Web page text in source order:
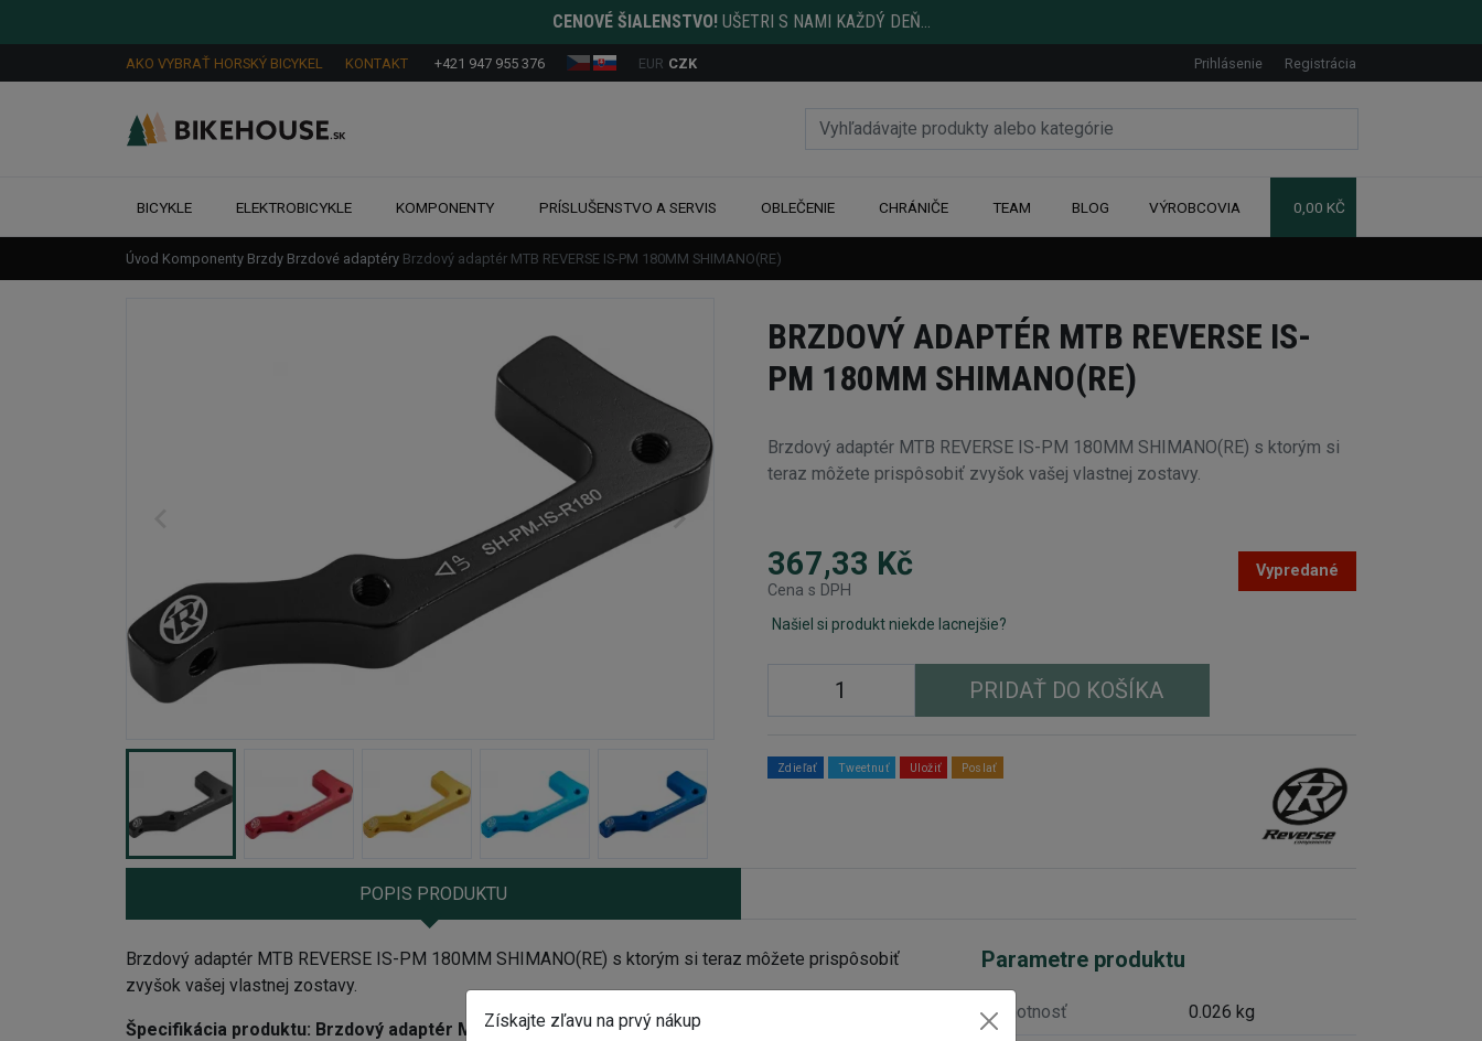
CENOVÉ ŠIALENSTVO! UŠETRI S NAMI KAŽDÝ DEŇ...
AKO VYBRAŤ HORSKÝ BICYKEL KONTAKT +421 947 955 376 EUR CZK Prihlásenie Registrácia
BICYKLE ELEKTROBICYKLE KOMPONENTY PRÍSLUŠENSTVO A SERVIS OBLEČENIE CHRÁNIČE TEAM BLOG VÝROBCOVIA 0,00 KČ
Úvod Komponenty Brzdy Brzdové adaptéry Brzdový adaptér MTB REVERSE IS-PM 180MM SHIMANO(RE)
BRZDOVÝ ADAPTÉR MTB REVERSE IS-
PM 180MM SHIMANO(RE)
Brzdový adaptér MTB REVERSE IS-PM 180MM SHIMANO(RE) s ktorým si
teraz môžete prispôsobiť zvyšok vašej vlastnej zostavy.
367,33 Kč
Cena s DPH
Vypredané
Našiel si produkt niekde lacnejšie?
PRIDAŤ DO KOŠÍKA
Zdieľať Tweetnuť Uložiť Poslať
POPIS PRODUKTU
Brzdový adaptér MTB REVERSE IS-PM 180MM SHIMANO(RE) s ktorým si teraz môžete prispôsobiť
zvyšok vašej vlastnej zostavy.
Špecifikácia produktu: Brzdový adaptér MTB REVERSE IS-PM 180MM SHIMANO(RE)
Parametre produktu
Hmotnosť 0.026 kg
Získajte zľavu na prvý nákup